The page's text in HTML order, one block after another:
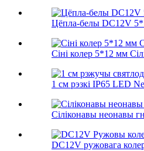
Цёпла-белы DC12V
Сіні колер 5*12 мм
1 см рэзкі IP65 LED
Сіліконавы неонавы
DC12V ружовага